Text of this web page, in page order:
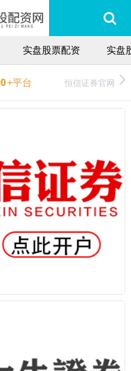
实盘股票配资 实盘
+平台 恒信证券官网